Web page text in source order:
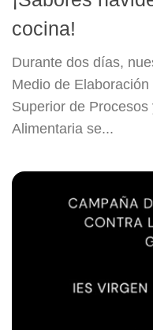
cocina!
Durante dos días,
Medio de
Superior de
Alimentaria se...